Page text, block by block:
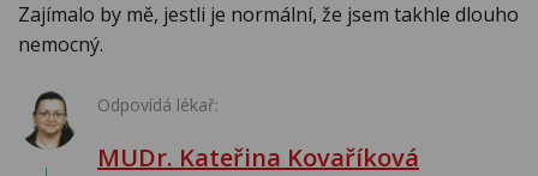
Zajímalo by mě, jestli je normální, že jsem takhle dlouho
nemocný.
Odpovídá lékař:
MUDr. Kateřina Kovaříková